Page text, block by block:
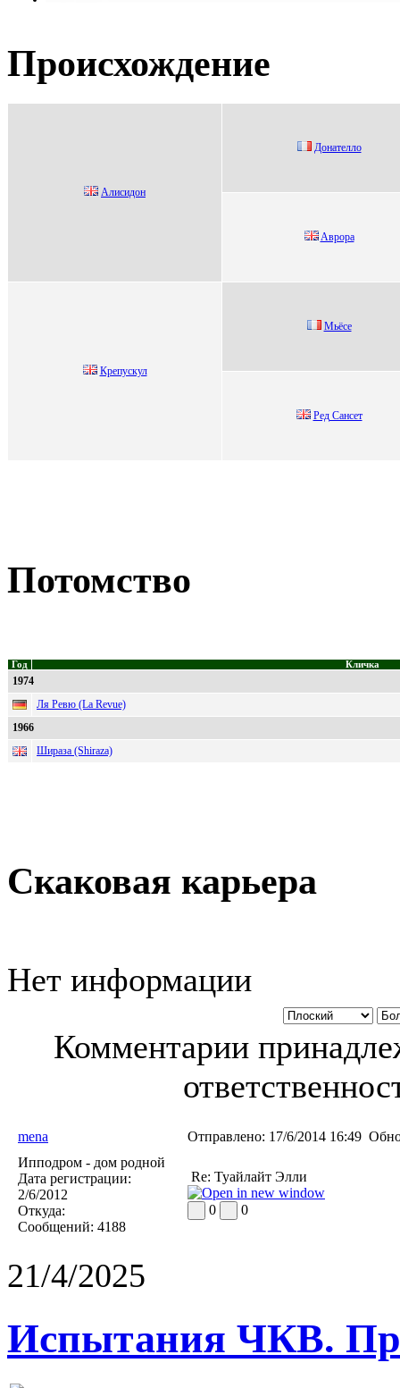
Происхождение
Алиcидoн
Дoнaтеллo
Aвpopа
Кpепуcкул
Mьёсе
Pед Сaнcет
Потомство
Год Кличка
1974
Ля Ревю (La Revue)
1966
Шираза (Shiraza)
Скаковая карьера
Нет информации
Комментарии
mena Отправлено: 17/6/2014 16:49
Ипподром - дом родной
Дата регистрации:
2/6/2012
Откуда:
Сообщений: 4188
Re: Туайлайт Элли
0 0
21/4/2025
Испытания ЧКВ.